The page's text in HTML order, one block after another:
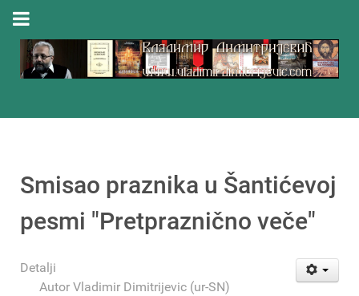
Smisao praznika u Šantićevoj
pesmi "Pretpraznično veče"
Detalji
Autor Vladimir Dimitrijevic (ur-SN)